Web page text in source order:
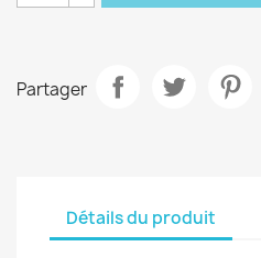
Partager
Détails du produit